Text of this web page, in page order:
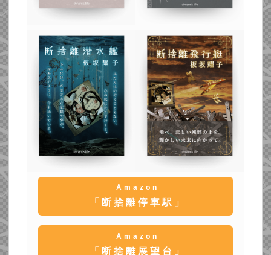
Amazon
「断捨離停車駅」
Amazon
「断捨離展望台」